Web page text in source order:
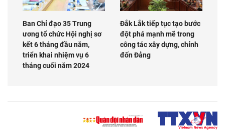
Ban Chỉ đạo 35 Trung
ương tổ chức Hội nghị sơ
kết 6 tháng đầu năm,
triển khai nhiệm vụ 6
tháng cuối năm 2024
Đắk Lắk tiếp tục tạo bước
đột phá mạnh mẽ trong
công tác xây dựng, chỉnh
đốn Đảng